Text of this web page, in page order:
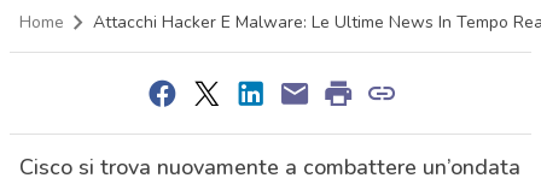
Home Attacchi Hacker E Malware: Le Ultime News In Tempo
Cisco si trova nuovamente a combattere un’ondata